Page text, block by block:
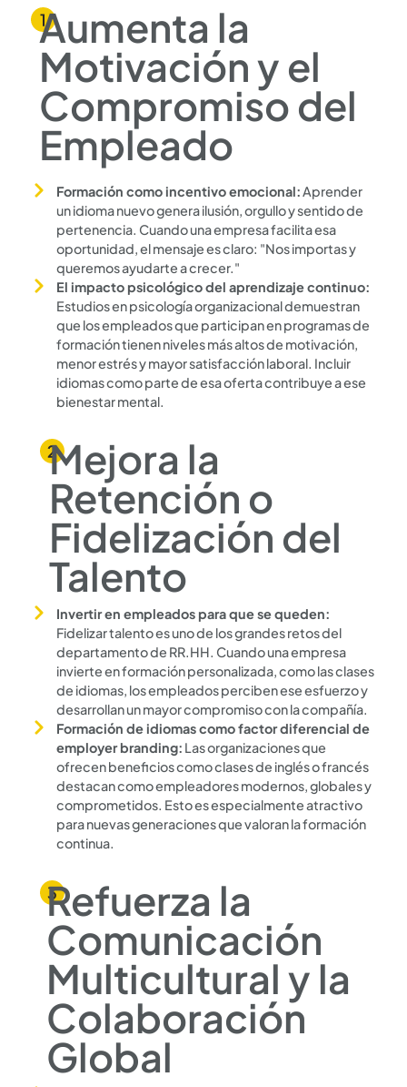
Aumenta la
Motivación y el
Compromiso del
Empleado
Formación como incentivo emocional: Aprender
un idioma nuevo genera ilusión, orgullo y sentido de
pertenencia. Cuando una empresa facilita esa
oportunidad, el mensaje es claro: "Nos importas y
queremos ayudarte a crecer."
El impacto psicológico del aprendizaje continuo:
Estudios en psicología organizacional demuestran
que los empleados que participan en programas de
formación tienen niveles más altos de motivación,
menor estrés y mayor satisfacción laboral. Incluir
idiomas como parte de esa oferta contribuye a ese
bienestar mental.
Invertir en empleados para que se queden:
Fidelizar talento es uno de los grandes retos del
departamento de RR.HH. Cuando una empresa
invierte en formación personalizada, como las clases
de idiomas, los empleados perciben ese esfuerzo y
desarrollan un mayor compromiso con la compañía.
Formación de idiomas como factor diferencial de
employer branding: Las organizaciones que
ofrecen beneficios como clases de inglés o francés
destacan como empleadores modernos, globales y
comprometidos. Esto es especialmente atractivo
para nuevas generaciones que valoran la formación
continua.
Mejora la
Retención o
Fidelización del
Talento
Refuerza la
Comunicación
Multicultural y la
Colaboración
Global